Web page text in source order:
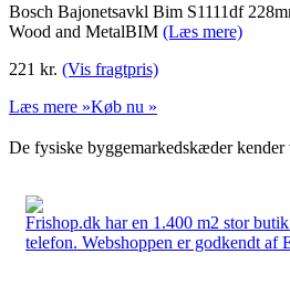
Bosch Bajonetsavkl Bim S1111df
Wood and MetalBIM (Læs mere)
221 kr. (Vis fragtpris)
Læs mere »Køb nu »
De fysiske byggemarkedskæder kender
Frishop.dk har en 1.400 m2 stor
telefon. Webshoppen er godkendt